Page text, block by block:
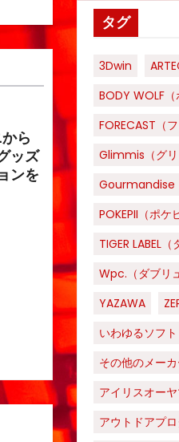
ら
ッズ
ンを
タグ
3Dwin
BODY WOLF（
FORECAST（
Glimmis（グリ
Gourmandise
POKEPII（ポケ
TIGER LABEL
Wpc.（ダブリ
YAZAWA
いわゆるソフ
その他のメー
アイリスオー
アウトドアプ